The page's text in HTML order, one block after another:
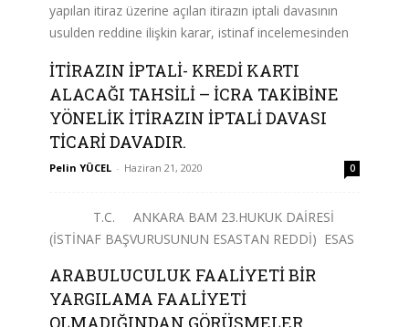
yapılan itiraz üzerine açılan itirazın iptali davasının
usulden reddine ilişkin karar, istinaf incelemesinden
Devamını Oku
İTİRAZIN İPTALİ- KREDİ KARTI
ALACAĞI TAHSİLİ – İCRA TAKİBİNE
YÖNELİK İTİRAZIN İPTALİ DAVASI
TİCARİ DAVADIR.
Pelin YÜCEL - Haziran 21, 2020 0
T.C. ANKARA BAM 23.HUKUK DAİRESİ
(İSTİNAF BAŞVURUSUNUN ESASTAN REDDİ) ESAS
...
Devamını Oku
ARABULUCULUK FAALİYETİ BİR
YARGILAMA FAALİYETİ
OLMADIĞINDAN GÖRÜŞMELER